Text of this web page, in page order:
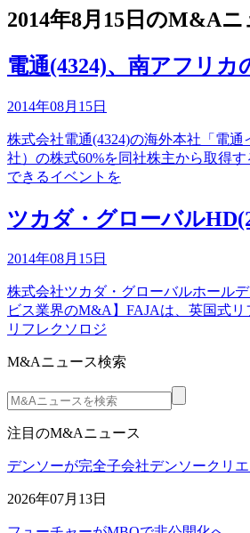
2014年8月15日のM&A
電通(4324)、南アフリ
2014年08月15日
株式会社電通(4324)の海外本社「電通
社）の株式60%を同社株主から取得
できるイベントを
ツカダ・グローバル
2014年08月15日
株式会社ツカダ・グローバルホール
ビス業界のM&A】FAJAは、英国式リ
リフレクソロジ
M&Aニュース検索
注目のM&Aニュース
デンソーが完全子会社デンソークリ
2026年07月13日